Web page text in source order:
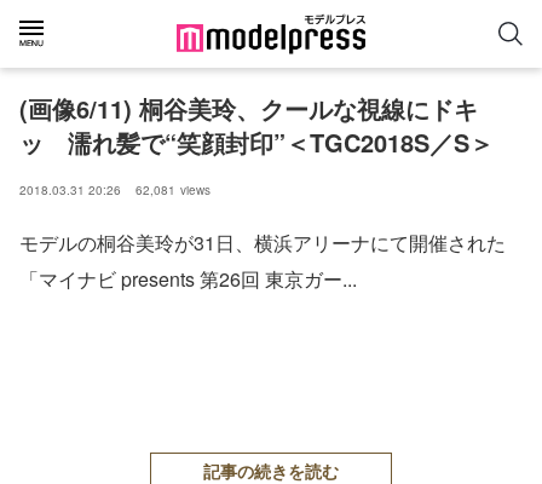
(画像6/11) 桐谷美玲、クールな視線にドキ
ッ 濡れ髪で“笑顔封印”＜TGC2018S／S＞
2018.03.31 20:26 62,081 views
モデルの桐谷美玲が31日、横浜アリーナにて開催された
「マイナビ presents 第26回 東京ガー...
記事の続きを読む